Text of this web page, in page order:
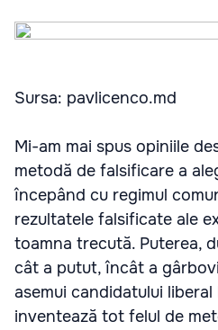
Sursa: pavlicenco.md
Mi-am mai spus opiniile
metodă de falsificare a
începând cu regimul
rezultatele falsificate ale
toamna trecută. Puterea,
cât a putut, încât a
asemui candidatului liberal
inventează tot felul de